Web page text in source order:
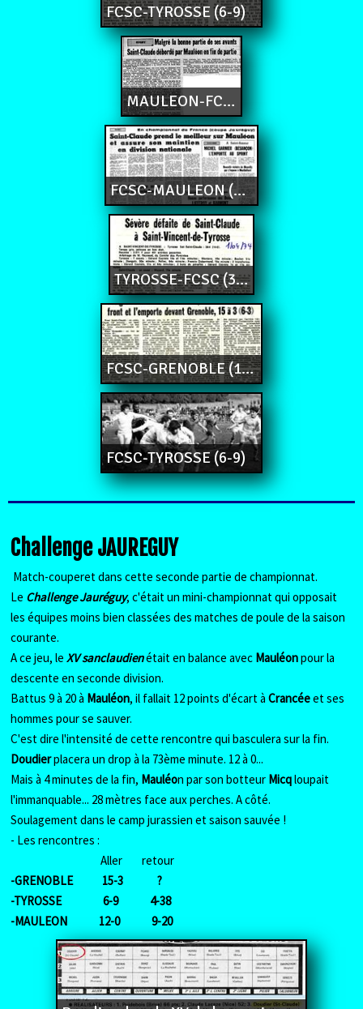
FCSC-TYROSSE (6-9)
MAULEON-FCSC (20-9)
FCSC-MAULEON (12-0)
TYROSSE-FCSC (38-4)
FCSC-GRENOBLE (15-3)
FCSC-TYROSSE (6-9)
Challenge JAUREGUY
Match-couperet dans cette seconde partie de championnat.
Le Challenge Jauréguy, c'était un mini-championnat qui opposait
les équipes moins bien classées des matches de poule de la saison
courante.
A ce jeu, le XV sanclaudienétait en balance avec Mauléonpour la
descente en seconde division.
Battus 9 à 20 à Mauléon, il fallait 12 points d'écart à Crancéeet ses
hommes pour se sauver.
C'est dire l'intensité de cette rencontre qui basculera sur la fin.
Doudierplacera un drop à la 73ème minute. 12 à 0...
Mais à 4 minutes de la fin, Mauléon par son botteur Micqloupait
l'immanquable... 28 mètres face aux perches. A côté.
Soulagement dans le camp jurassien et saison sauvée !
- Les rencontres :
Aller retour
-GRENOBLE 15-3 ?
-TYROSSE 6-9 4-38
-MAULEON 12-0 9-20